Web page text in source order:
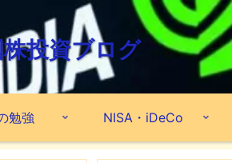
投資ブログ
勉強 NISA・iDeCo